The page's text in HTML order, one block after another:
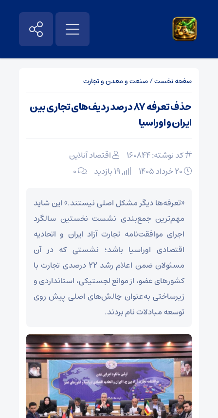
صفحه نخست/صنعت و معدن و تجارت
حذف تعرفه ۸۷ درصد ردیف‌های تجاری بین
ایران و اوراسیا
کد نوشته: 160844
اقتصاد آنلاین
۰
«تعرفه‌ها دیگر مشکل اصلی نیستند.» این شاید
مهم‌ترین جمع‌بندی نشست نخستین سالگرد
اجرای موافقت‌نامه تجارت آزاد ایران و اتحادیه
اقتصادی اوراسیا باشد؛ نشستی که در آن
مسئولان ضمن اعلام رشد ۲۲ درصدی تجارت با
کشورهای عضو، از موانع لجستیکی، استانداردی و
زیرساختی به‌عنوان چالش‌های اصلی پیش روی
توسعه مبادلات نام بردند.